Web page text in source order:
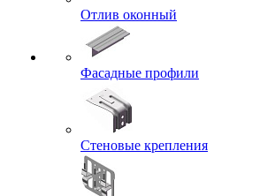
Отлив оконный
Фасадные профили
Стеновые крепления